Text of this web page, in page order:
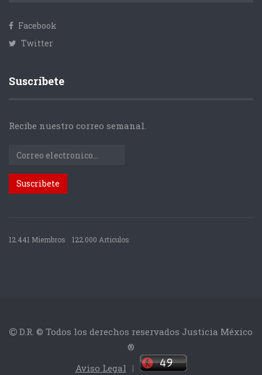
Facebook
Twitter
Suscríbete
Recibe nuestro correo semanal.
12.441 Miembros 122.000 Articulos
D.R. © Todos los derechos reservados Justicia México
®
Aviso Legal |